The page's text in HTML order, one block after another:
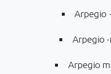
Arpegio
Arpegio
Arpegio